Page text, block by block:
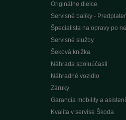
Originálne dielce
Servisné balíky -
Špecialista na opravy po
Servisné služby
Šeková knižka
Náhrada spoluúčasti
Náhradné vozidlo
Záruky
Garancia mobility a
Kvalita v servise Škoda